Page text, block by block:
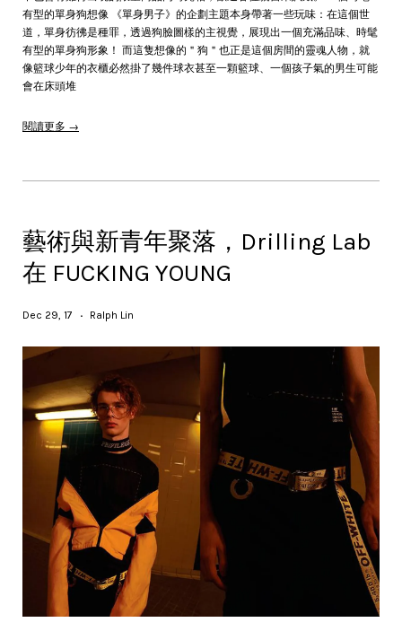
有型的單身狗想像 《單身男子》的企劃主題本身帶著一些玩味：在這個世
道，單身彷彿是種罪，透過狗臉圖樣的主視覺，展現出一個充滿品味、時髦
有型的單身狗形象！ 而這隻想像的＂狗＂也正是這個房間的靈魂人物，就
像籃球少年的衣櫃必然掛了幾件球衣甚至一顆籃球、一個孩子氣的男生可能
會在床頭堆
閱讀更多 →
藝術與新青年聚落，Drilling Lab
在 FUCKING YOUNG
Dec 29, 17 • Ralph Lin